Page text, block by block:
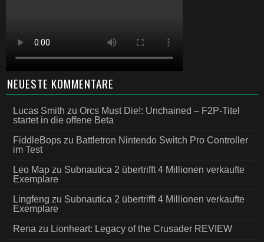
NEUESTE KOMMENTARE
Lucas Smith zu Orcs Must Die!: Unchained – F2P-Titel
startet in die offene Beta
FiddleBops zu Battletron Nintendo Switch Pro Controller
im Test
Leo Map zu Subnautica 2 übertrifft 4 Millionen verkaufte
Exemplare
Lingfeng zu Subnautica 2 übertrifft 4 Millionen verkaufte
Exemplare
Rena zu Lionheart: Legacy of the Crusader REVIEW